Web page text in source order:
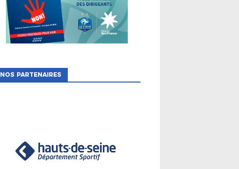
NOS PARTENAIRES